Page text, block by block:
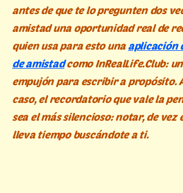
antes de que te lo pregunten dos
amistad una oportunidad real de
quien usa para esto unaaplicación
de amistadcomo InRealLife.Club:
empujón para escribir a propósito.
caso, el recordatorio que vale la
sea el más silencioso: notar, de vez
lleva tiempo buscándote a ti.